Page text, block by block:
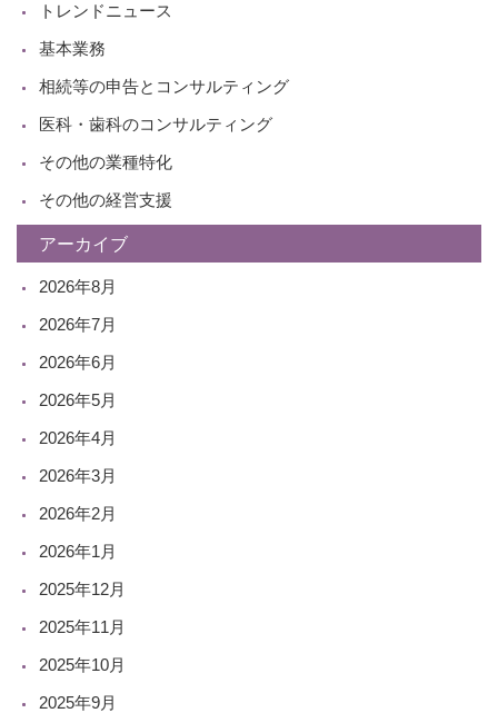
トレンドニュース
基本業務
相続等の申告とコンサルティング
医科・歯科のコンサルティング
その他の業種特化
その他の経営支援
アーカイブ
2026年8月
2026年7月
2026年6月
2026年5月
2026年4月
2026年3月
2026年2月
2026年1月
2025年12月
2025年11月
2025年10月
2025年9月